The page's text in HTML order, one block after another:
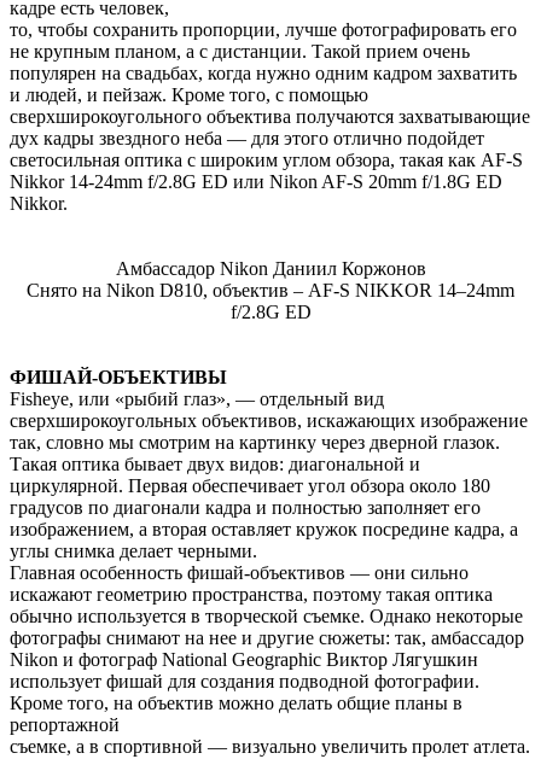
кадре есть человек,
то, чтобы сохранить пропорции, лучше фотографировать его
не крупным планом, а с дистанции. Такой прием очень
популярен на свадьбах, когда нужно одним кадром захватить
и людей, и пейзаж. Кроме того, с помощью
сверхширокоугольного объектива получаются захватывающие
дух кадры звездного неба — для этого отлично подойдет
светосильная оптика с широким углом обзора, такая как AF-S
Nikkor 14-24mm f/2.8G ED или Nikon AF-S 20mm f/1.8G ED
Nikkor.
Амбассадор Nikon Даниил Коржонов
Снято на Nikon D810, объектив – AF-S NIKKOR 14–24mm
f/2.8G ED
ФИШАЙ-ОБЪЕКТИВЫ
Fisheye, или «рыбий глаз», — отдельный вид
сверхширокоугольных объективов, искажающих изображение
так, словно мы смотрим на картинку через дверной глазок.
Такая оптика бывает двух видов: диагональной и
циркулярной. Первая обеспечивает угол обзора около 180
градусов по диагонали кадра и полностью заполняет его
изображением, а вторая оставляет кружок посредине кадра, а
углы снимка делает черными.
Главная особенность фишай-объективов — они сильно
искажают геометрию пространства, поэтому такая оптика
обычно используется в творческой съемке. Однако некоторые
фотографы снимают на нее и другие сюжеты: так, амбассадор
Nikon и фотограф National Geographic Виктор Лягушкин
использует фишай для создания подводной фотографии.
Кроме того, на объектив можно делать общие планы в
репортажной
съемке, а в спортивной — визуально увеличить пролет атлета.